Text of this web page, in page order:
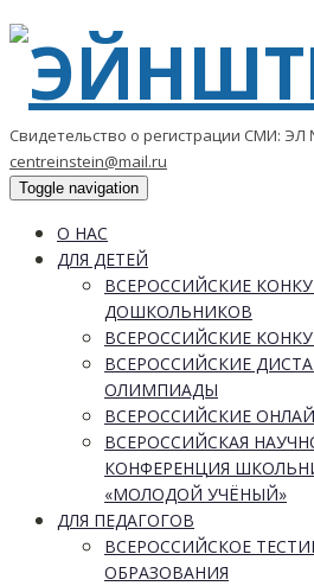
Свидетельство о регистрации СМИ: ЭЛ
centreinstein@mail.ru
Toggle navigation
О НАС
ДЛЯ ДЕТЕЙ
ВСЕРОССИЙСКИЕ
ДОШКОЛЬНИКОВ
ВСЕРОССИЙСКИЕ
ВСЕРОССИЙСКИЕ
ОЛИМПИАДЫ
ВСЕРОССИЙСКИЕ
ВСЕРОССИЙСКАЯ
КОНФЕРЕНЦИЯ
«МОЛОДОЙ УЧЁНЫЙ»
ДЛЯ ПЕДАГОГОВ
ВСЕРОССИЙСКОЕ
ОБРАЗОВАНИЯ